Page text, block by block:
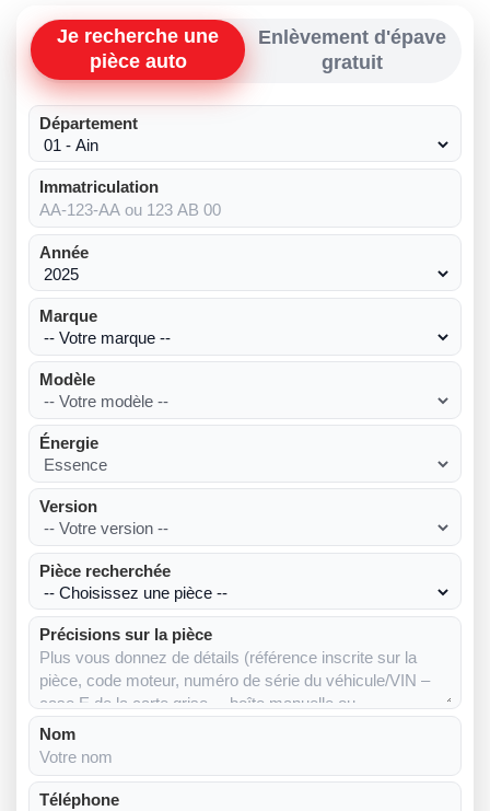
Je recherche une
pièce auto
Enlèvement d'épave
gratuit
Département
Immatriculation
Année
Marque
Modèle
Énergie
Version
Pièce recherchée
Précisions sur la pièce
Nom
Téléphone